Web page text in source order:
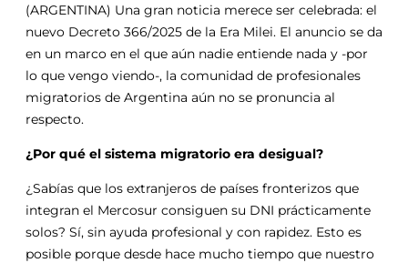
(ARGENTINA) Una gran noticia merece ser celebrada: el
nuevo Decreto 366/2025 de la Era Milei. El anuncio se da
en un marco en el que aún nadie entiende nada y -por
lo que vengo viendo-, la comunidad de profesionales
migratorios de Argentina aún no se pronuncia al
respecto.
¿Por qué el sistema migratorio era desigual?
¿Sabías que los extranjeros de países fronterizos que
integran el Mercosur consiguen su DNI prácticamente
solos? Sí, sin ayuda profesional y con rapidez. Esto es
posible porque desde hace mucho tiempo que nuestro